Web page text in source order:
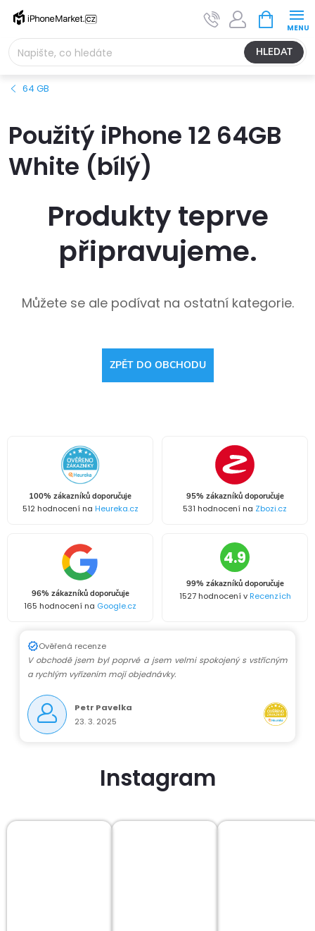
Přejít
obsah
HLEDAT
NÁKUPNÍ
KOŠÍK
64 GB
Použitý iPhone 12 64GB
White (bílý)
Produkty teprve
připravujeme.
Můžete se ale podívat na ostatní kategorie.
ZPĚT DO OBCHODU
100% zákazníků doporučuje
512 hodnocení na Heureka.cz
95% zákazníků doporučuje
531 hodnocení na Zbozi.cz
96% zákazníků doporučuje
165 hodnocení na Google.cz
4.9
99% zákazníků doporučuje
1527 hodnocení vRecenzích
Ověřená recenze
V obchodě jsem byl poprvé a jsem velmi spokojený s vstřícným
a rychlým vyřízením mojí objednávky.
Petr Pavelka
23. 3. 2025
Instagram